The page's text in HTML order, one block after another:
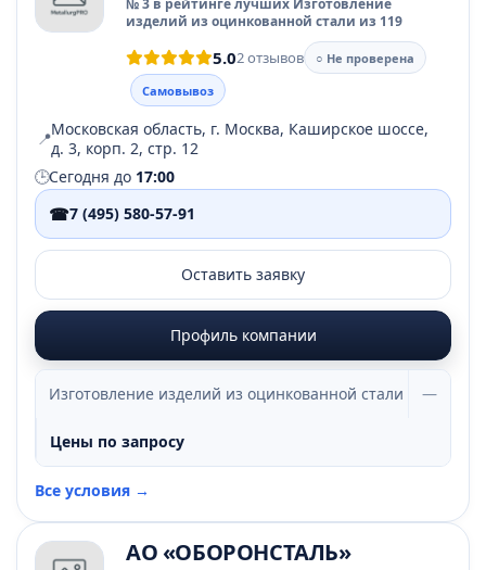
№ 3 в рейтинге лучших Изготовление
изделий из оцинкованной стали из 119
5.02 отзывов
○ Не проверена
Самовывоз
📍Московская область, г. Москва, Каширское шоссе,
д. 3, корп. 2, стр. 12
🕒Сегодня до 17:00
☎7 (495) 580-57-91
Оставить заявку
Профиль компании
Изготовление изделий из оцинкованной стали —
Цены по запросу
Все условия →
АО «ОБОРОНСТАЛЬ»